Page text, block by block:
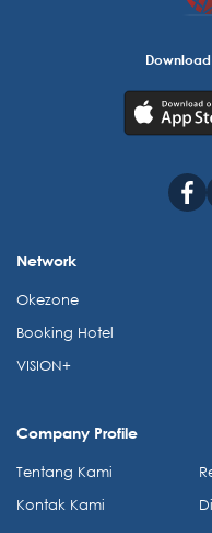
Network
Okezone
Booking Hotel
VISION+
Company Profile
Tentang Kami
Kontak Kami